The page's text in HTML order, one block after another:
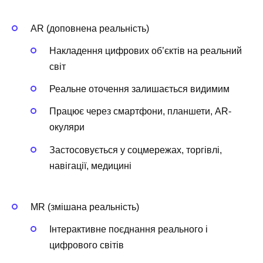
AR (доповнена реальність)
Накладення цифрових об’єктів на реальний
світ
Реальне оточення залишається видимим
Працює через смартфони, планшети, AR-
окуляри
Застосовується у соцмережах, торгівлі,
навігації, медицині
MR (змішана реальність)
Інтерактивне поєднання реального і
цифрового світів